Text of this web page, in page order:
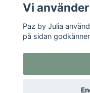
©
Vi
Paz by Julia
på sidan